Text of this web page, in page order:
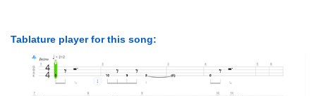
Tablature player for this song: